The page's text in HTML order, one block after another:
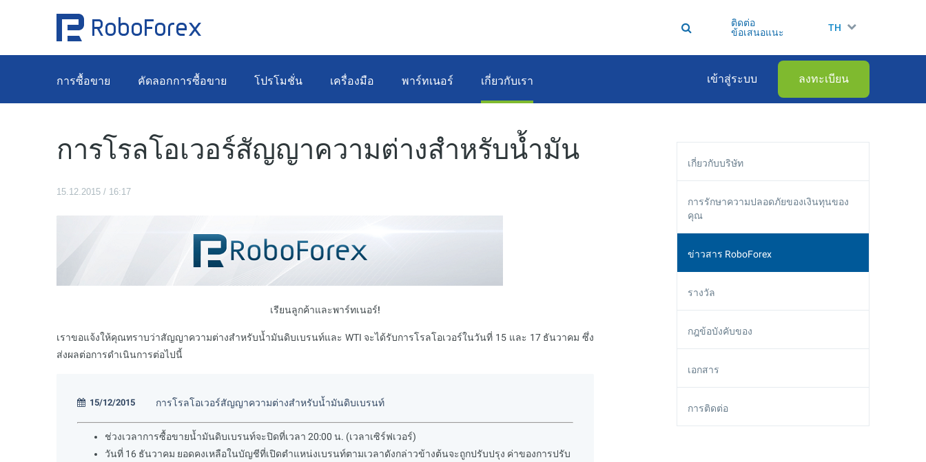
ติดต่อ
ข้อเสนอแนะ
TH
การซื้อขาย คัดลอกการซื้อขาย โปรโมชั่น เครื่องมือ พาร์ทเนอร์ เกี่ยวกับเรา เข้าสู่ระบบ ลงทะเบียน
การโรลโอเวอร์สัญญาความต่างสำหรับน้ำมัน
15.12.2015 / 16:17
เรียนลูกค้าและพาร์ทเนอร์!
เราขอแจ้งให้คุณทราบว่าสัญญาความต่างสำหรับน้ำมันดิบเบรนท์และ WTI จะได้รับการโรลโอเวอร์ในวันที่ 15 และ 17 ธันวาคม ซึ่ง
ส่งผลต่อการดำเนินการต่อไปนี้
15/12/2015 การโรลโอเวอร์สัญญาความต่างสำหรับน้ำมันดิบเบรนท์
ช่วงเวลาการซื้อขายน้ำมันดิบเบรนท์จะปิดที่เวลา 20:00 น. (เวลาเซิร์ฟเวอร์)
วันที่ 16 ธันวาคม ยอดคงเหลือในบัญชีที่เปิดตำแหน่งเบรนท์ตามเวลาดังกล่าวข้างต้นจะถูกปรับปรุง ค่าของการปรับ
เกี่ยวกับบริษัท
การรักษาความปลอดภัยของเงินทุนของ
คุณ
ข่าวสาร RoboForex
รางวัล
กฎข้อบังคับของ
เอกสาร
การติดต่อ